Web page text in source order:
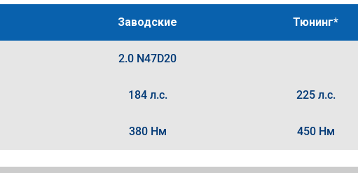
Заводские Тюнинг*
2.0 N47D20
184 л.с. 225 л.с.
380 Нм 450 Нм